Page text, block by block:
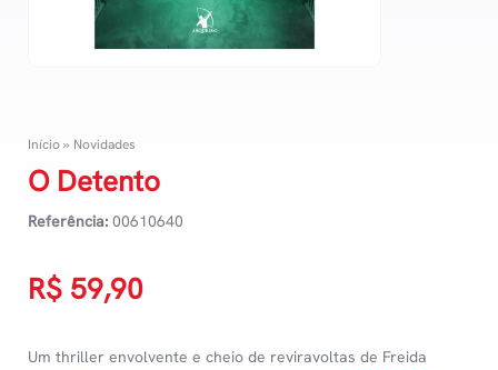
Início» Novidades
O Detento
Referência: 00610640
R$ 59,90
Um thriller envolvente e cheio de reviravoltas de Freida